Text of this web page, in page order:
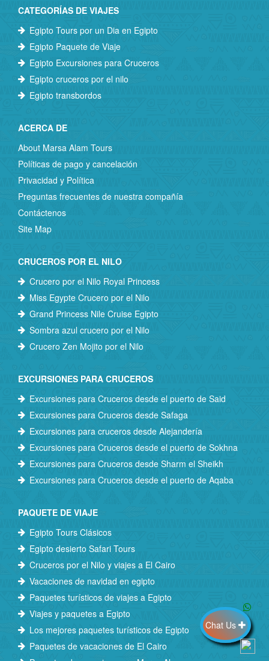
CATEGORÍAS DE VIAJES
Egipto Tours por un Dia en Egipto
Egipto Paquete de Viaje
Egipto Excursiones para Cruceros
Egipto cruceros por el nilo
Egipto transbordos
ACERCA DE
About Marsa Alam Tours
Políticas de pago y cancelación
Privacidad y Política
Preguntas frecuentes de nuestra compañía
Contáctenos
Site Map
CRUCEROS POR EL NILO
Crucero por el Nilo Royal Princess
Miss Egypte Crucero por el Nilo
Grand Princess Nile Cruise Egipto
Sombra azul crucero por el Nilo
Crucero Zen Mojito por el Nilo
EXCURSIONES PARA CRUCEROS
Excursiones para Cruceros desde el puerto de Said
Excursiones para Cruceros desde Safaga
Excursiones para cruceros desde Alejandería
Excursiones para Cruceros desde el puerto de Sokhna
Excursiones para Cruceros desde Sharm el Sheikh
Excursiones para Cruceros desde el puerto de Aqaba
PAQUETE DE VIAJE
Egipto Tours Clásicos
Egipto desierto Safari Tours
Cruceros por el Nilo y viajes a El Cairo
Vacaciones de navidad en egipto
Paquetes turísticos de viajes a Egipto
Viajes y paquetes a Egipto
Los mejores paquetes turísticos de Egipto
Paquetes de vacaciones de El Cairo
Chat Us